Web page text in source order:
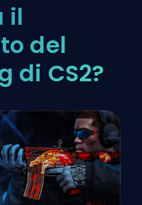
il
del
di CS2?